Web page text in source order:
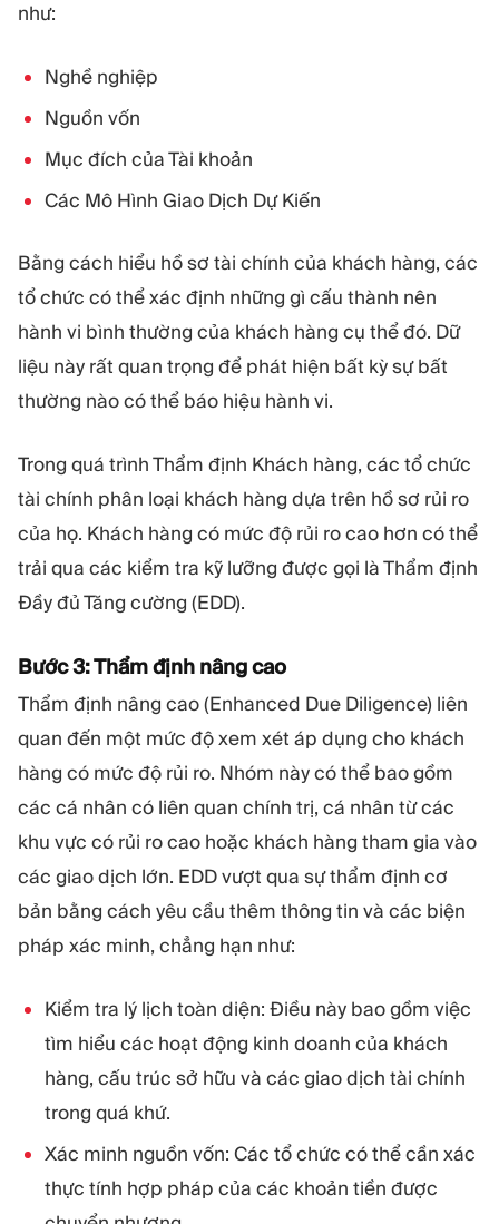
như:
Nghề nghiệp
Nguồn vốn
Mục đích của Tài khoản
Các Mô Hình Giao Dịch Dự Kiến
Bằng cách hiểu hồ sơ tài chính của khách hàng, các
tổ chức có thể xác định những gì cấu thành nên
hành vi bình thường của khách hàng cụ thể đó. Dữ
liệu này rất quan trọng để phát hiện bất kỳ sự bất
thường nào có thể báo hiệu hành vi.
Trong quá trình Thẩm định Khách hàng, các tổ chức
tài chính phân loại khách hàng dựa trên hồ sơ rủi ro
của họ. Khách hàng có mức độ rủi ro cao hơn có thể
trải qua các kiểm tra kỹ lưỡng được gọi là Thẩm định
Đầy đủ Tăng cường (EDD).
Bước 3: Thẩm định nâng cao
Thẩm định nâng cao (Enhanced Due Diligence) liên
quan đến một mức độ xem xét áp dụng cho khách
hàng có mức độ rủi ro. Nhóm này có thể bao gồm
các cá nhân có liên quan chính trị, cá nhân từ các
khu vực có rủi ro cao hoặc khách hàng tham gia vào
các giao dịch lớn. EDD vượt qua sự thẩm định cơ
bản bằng cách yêu cầu thêm thông tin và các biện
pháp xác minh, chẳng hạn như:
Kiểm tra lý lịch toàn diện: Điều này bao gồm việc
tìm hiểu các hoạt động kinh doanh của khách
hàng, cấu trúc sở hữu và các giao dịch tài chính
trong quá khứ.
Xác minh nguồn vốn: Các tổ chức có thể cần xác
thực tính hợp pháp của các khoản tiền được